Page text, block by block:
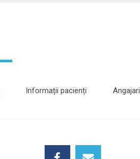
Informații pacienți Angajari